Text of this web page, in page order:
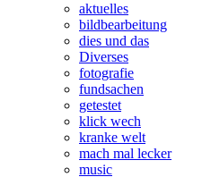
aktuelles
bildbearbeitung
dies und das
Diverses
fotografie
fundsachen
getestet
klick wech
kranke welt
mach mal lecker
music